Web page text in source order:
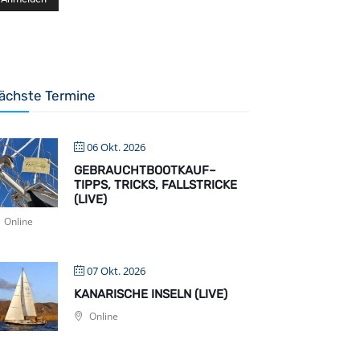
Termine
06 Okt. 2026
GEBRAUCHTBOOTKAUF–
TIPPS, TRICKS, FALLSTRICKE
(LIVE)
Online
07 Okt. 2026
KANARISCHE INSELN (LIVE)
Online